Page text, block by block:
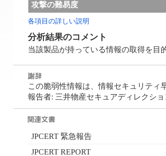
攻撃の難易度
各項目の詳しい説明
分析結果のコメント
当該製品が持っている情報の取得を目
この脆弱性情報は、情報セキュリティ
報告者: 三井物産セキュアディレクシ
JPCERT 緊急報告
JPCERT REPORT